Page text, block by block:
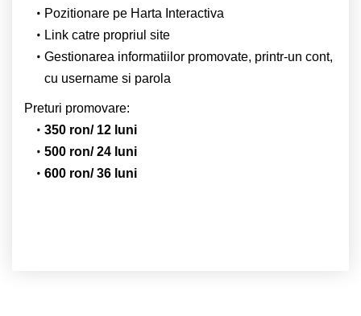
Pozitionare pe Harta Interactiva
Link catre propriul site
Gestionarea informatiilor promovate, printr-un cont,
cu username si parola
Preturi promovare:
350 ron/ 12 luni
500 ron/ 24 luni
600 ron/ 36 luni